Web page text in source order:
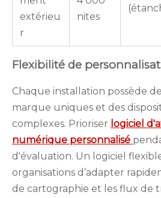
extérieu
r
nites
Flexibilité de
Chaque installation possède
marque uniques et des
complexes. Prioriser logiciel
numérique personnalisé
d'évaluation. Un logiciel
organisations d’adapter
de cartographie et les flux de